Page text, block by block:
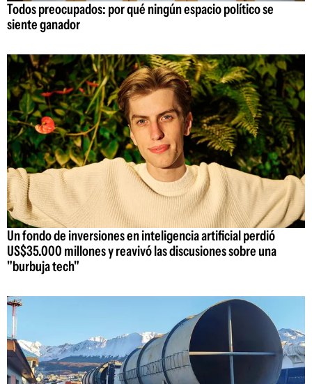
Todos preocupados: por qué ningún espacio político se
siente ganador
Un fondo de inversiones en inteligencia artificial perdió
US$35.000 millones y reavivó las discusiones sobre una
"burbuja tech"